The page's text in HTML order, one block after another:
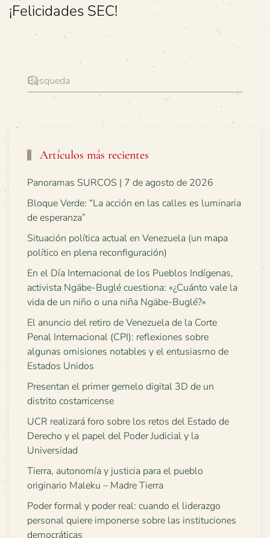
¡Felicidades SEC!
Artículos más recientes
Panoramas SURCOS | 7 de agosto de 2026
Bloque Verde: “La acción en las calles es luminaria
de esperanza”
Situación política actual en Venezuela (un mapa
político en plena reconfiguración)
En el Día Internacional de los Pueblos Indígenas,
activista Ngäbe-Buglé cuestiona: «¿Cuánto vale la
vida de un niño o una niña Ngäbe-Buglé?»
El anuncio del retiro de Venezuela de la Corte
Penal Internacional (CPI): reflexiones sobre
algunas omisiones notables y el entusiasmo de
Estados Unidos
Presentan el primer gemelo digital 3D de un
distrito costarricense
UCR realizará foro sobre los retos del Estado de
Derecho y el papel del Poder Judicial y la
Universidad
Tierra, autonomía y justicia para el pueblo
originario Maleku – Madre Tierra
Poder formal y poder real: cuando el liderazgo
personal quiere imponerse sobre las instituciones
democráticas